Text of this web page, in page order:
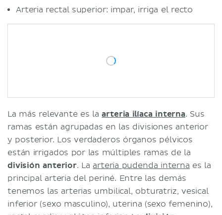
Arteria rectal superior: impar, irriga el recto
La más relevante es laarteria ilíaca interna. Sus
ramas están agrupadas en las divisiones anterior
y posterior. Los verdaderos órganos pélvicos
están irrigados por las múltiples ramas de la
división anterior. La arteria pudenda interna es la
principal arteria del periné. Entre las demás
tenemos las arterias umbilical, obturatriz, vesical
inferior (sexo masculino), uterina (sexo femenino),